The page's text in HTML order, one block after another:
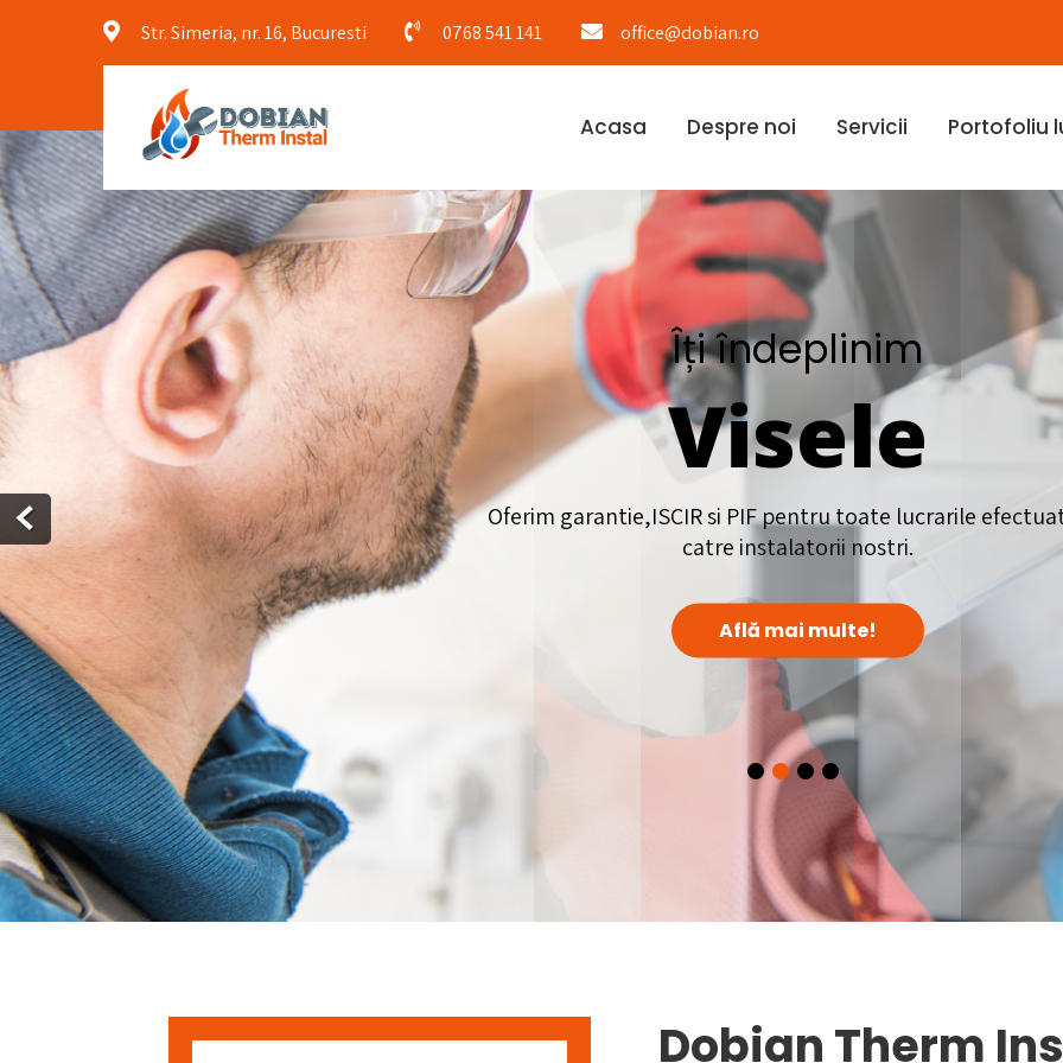
Str. Simeria, nr. 16, Bucuresti 0768 541 141 office@dobian.ro
Acasa Despre noi Servicii Portofoliu
Îți îndeplinim
Visele
Oferim garantie,ISCIR si PIF pentru toate lucrarile
catre instalatorii nostri.
Află mai multe!
Dobian Therm